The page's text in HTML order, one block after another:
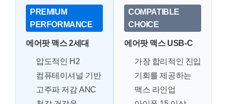
PREMIUM
PERFORMANCE
에어팟 맥스 2세대
압도적인 H2
컴퓨테이셔널 기반
고주파 저감 ANC
COMPATIBLE
CHOICE
에어팟 맥스 USB-C
가장 합리적인 진입
기회를 제공하는
맥스 라인업